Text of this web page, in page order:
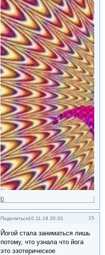
0
Поделиться 15
10.11.18 20:33
Йогой стала заниматься лишь
потому, что узнала что йога
это эзотерическое